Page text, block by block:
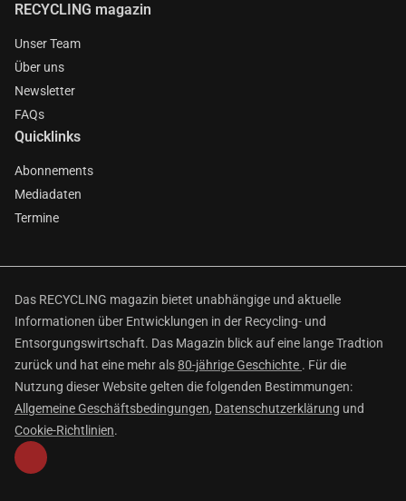
RECYCLING magazin
Unser Team
Über uns
Newsletter
FAQs
Quicklinks
Abonnements
Mediadaten
Termine
Das RECYCLING magazin bietet unabhängige und aktuelle
Informationen über Entwicklungen in der Recycling- und
Entsorgungswirtschaft. Das Magazin blick auf eine lange Tradtion
zurück und hat eine mehr als80-jährige Geschichte . Für die
Nutzung dieser Website gelten die folgenden Bestimmungen:
Allgemeine Geschäftsbedingungen, Datenschutzerklärung und
Cookie-Richtlinien.